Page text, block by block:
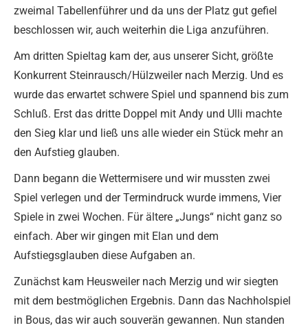
zweimal Tabellenführer und da uns der Platz gut gefiel
beschlossen wir, auch weiterhin die Liga anzuführen.
Am dritten Spieltag kam der, aus unserer Sicht, größte
Konkurrent Steinrausch/Hülzweiler nach Merzig. Und es
wurde das erwartet schwere Spiel und spannend bis zum
Schluß. Erst das dritte Doppel mit Andy und Ulli machte
den Sieg klar und ließ uns alle wieder ein Stück mehr an
den Aufstieg glauben.
Dann begann die Wettermisere und wir mussten zwei
Spiel verlegen und der Termindruck wurde immens, Vier
Spiele in zwei Wochen. Für ältere „Jungs“ nicht ganz so
einfach. Aber wir gingen mit Elan und dem
Aufstiegsglauben diese Aufgaben an.
Zunächst kam Heusweiler nach Merzig und wir siegten
mit dem bestmöglichen Ergebnis. Dann das Nachholspiel
in Bous, das wir auch souverän gewannen. Nun standen